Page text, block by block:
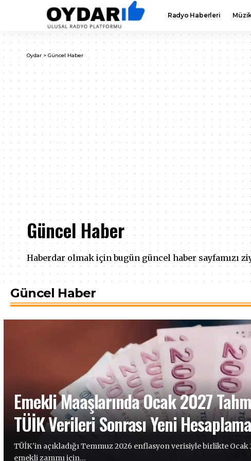
Radyo Haberleri
Oydar > Güncel Haber
Güncel Haber
Haberdar olmak için bugün güncel haber sayfamızı
Güncel Haber
Emekli Maaşlarında Ocak 2027
TÜİK Verileri Sonrası Yeni
TÜİK'in açıkladığı Temmuz 2026 enflasyon verisiyle birlikte Ocak
emekli zammı için…